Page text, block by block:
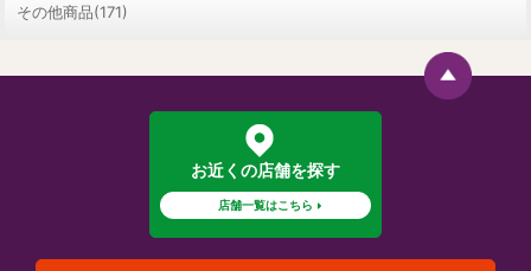
その他商品(171)
お近くの店舗を探す
店舗一覧はこちら